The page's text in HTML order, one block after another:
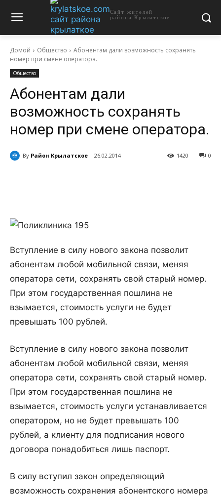
Сайт жителей
района Крылатское
Домой Общество
Абонентам дали возможность сохранять
номер при смене оператора.
Общество
Абонентам дали
возможность сохранять
номер при смене оператора.
By Район Крылатское 26.02.2014 0
1420
Вступление в силу нового закона позволит
абонентам любой мобильной связи, меняя
оператора сети, сохранять свой старый номер.
При этом государственная пошлина не
взымается, стоимость услуги не будет
превышать 100 рублей.
Вступление в силу нового закона позволит
абонентам любой мобильной связи, меняя
оператора сети, сохранять свой старый номер.
При этом государственная пошлина не
взымается, стоимость услуги устанавливается
оператором, но не будет превышать 100
рублей, а клиенту для подписания нового
договора понадобиться лишь паспорт.
В силу вступил закон определяющий
возможность сохранения абонентского номера